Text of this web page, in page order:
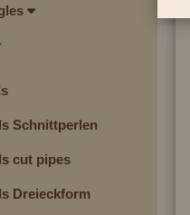
Schnittperlen
cut pipes
Dreieckform